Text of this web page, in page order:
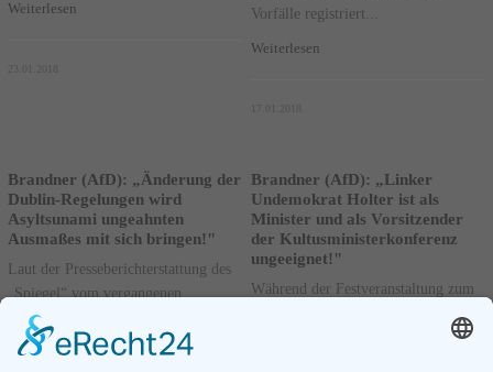
Weiterlesen
Vorfälle registriert...
Weiterlesen
Brandner (AfD): „Änderung der
Dublin-Regelungen wird
Asyltsunami ungeahnten
Ausmaßes mit sich bringen!"
Laut der Presseberichterstattung des
„Spiegel“ vom vergangenen
Wochenende plant das EU-
Parlament, die Dublin-Regelungen
Brandner (AfD): „Linker
Undemokrat Holter ist als
Minister und als Vorsitzender
der Kultusministerkonferenz
ungeeignet!"
Während der Festveranstaltung zum
Kultusministerkonferenz wird heute